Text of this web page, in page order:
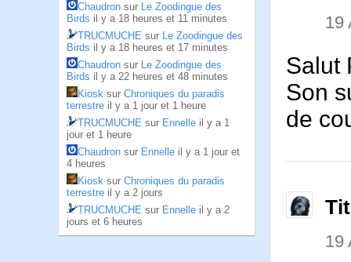
Chaudron sur Le Zoodingue des
Birds il y a 18 heures et 11 minutes
TRUCMUCHE sur Le Zoodingue des
Birds il y a 18 heures et 17 minutes
Chaudron sur Le Zoodingue des
Birds il y a 22 heures et 48 minutes
Kiosk sur Chroniques du paradis
terrestre il y a 1 jour et 1 heure
TRUCMUCHE sur Ennelle il y a 1
jour et 1 heure
Chaudron sur Ennelle il y a 1 jour et
4 heures
Kiosk sur Chroniques du paradis
terrestre il y a 2 jours
TRUCMUCHE sur Ennelle il y a 2
jours et 6 heures
19
Salut
Son
de
19